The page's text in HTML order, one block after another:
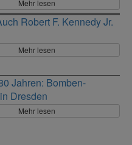
Mehr lesen
Robert F. Kennedy Jr.
Mehr lesen
Jahren: Bomben-
Dresden
Mehr lesen